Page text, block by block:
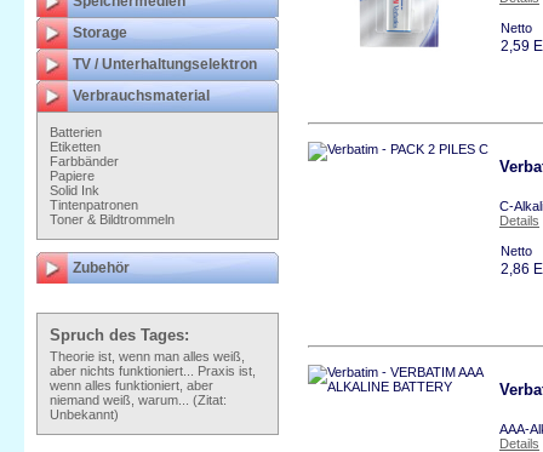
Netto
2,59
C-
Details
Netto
2,86
AAA-
Details
Storage
TV / Unterhaltungselektron
Verbrauchsmaterial
Batterien
Etiketten
Farbbänder
Papiere
Solid Ink
Tintenpatronen
Toner & Bildtrommeln
Zubehör
Spruch des Tages:
Theorie ist, wenn man alles weiß,
aber nichts funktioniert... Praxis ist,
wenn alles funktioniert, aber
niemand weiß, warum... (Zitat:
Unbekannt)